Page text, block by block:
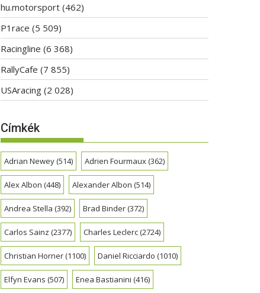
hu.motorsport (462)
P1race (5 509)
Racingline (6 368)
RallyCafe (7 855)
USAracing (2 028)
Címkék
Adrian Newey(514) Adrien Fourmaux(362)
Alex Albon (448) Alexander Albon (514)
Andrea Stella (392) Brad Binder(372)
Carlos Sainz (2377) Charles Leclerc(2724)
Christian Horner(1100) Daniel Ricciardo (1010)
Elfyn Evans (507) Enea Bastianini (416)